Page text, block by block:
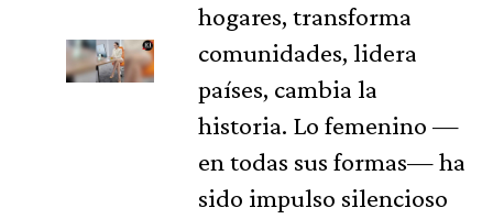
hogares, transforma
comunidades, lidera
países, cambia la
historia. Lo femenino —
en todas sus formas— ha
sido impulso silencioso